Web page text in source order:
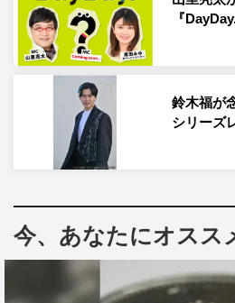
の間に一緒にいるような感覚に
と思います」と。
そして最後に「『ZIP!』の放送
ミングで、僕自身も4月から新し
とで、見てくださる皆さんと『
とスタッフさんと一緒に楽しい
に頑張りたいと思います！」と
する。
新生『ZIP!』は、4月3日（月）
ーソナリティーは、月曜・風間
『
鈴木福が
シリーズ
今、あなたにオスス